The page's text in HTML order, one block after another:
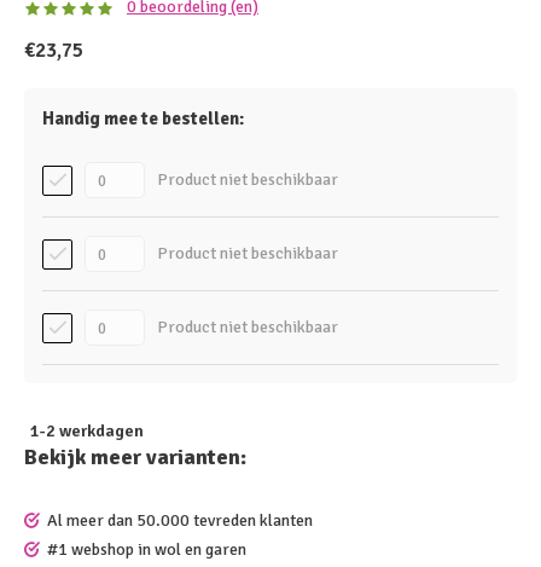
0 beoordeling (en)
€23,75
Handig mee te bestellen:
Product niet beschikbaar
Product niet beschikbaar
Product niet beschikbaar
1-2 werkdagen
Bekijk meer varianten:
Al meer dan 50.000 tevreden klanten
#1 webshop in wol en garen